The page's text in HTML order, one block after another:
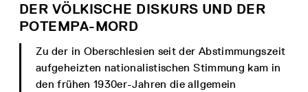
DER VÖLKISCHE DISKURS UND DER
POTEMPA-MORD
Zu der in Oberschlesien seit der Abstimmungszeit
aufgeheizten nationalistischen Stimmung kam in
den frühen 1930er-Jahren die allgemein